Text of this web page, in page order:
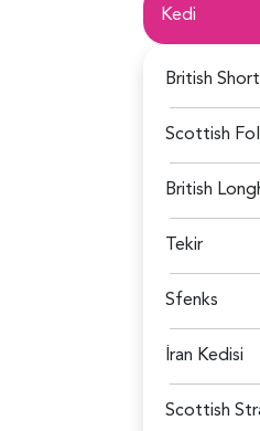
Kedi
British
Scottish
British
Tekir
Sfenks
İran Kedisi
Scottish